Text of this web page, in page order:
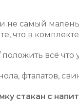
не самый
что в
всё что
фталатов,
стакан с